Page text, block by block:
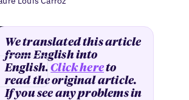
We translated this article
from English into
English.Click hereto
read the original article.
If you see any problems in